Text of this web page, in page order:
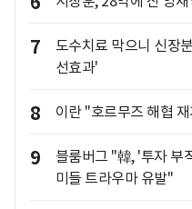
7
도수치료 막으니 신장
선효과'
8 이란 "호르무즈 해협
9
블룸버그 "韓, '투자 부
미들 트라우마 유발"